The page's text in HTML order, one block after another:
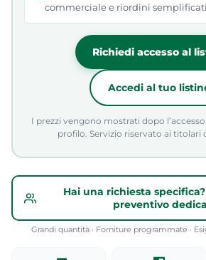
commerciale e riordini
Richiedi accesso al
Accedi al tuo
I prezzi vengono mostrati dopo
profilo. Servizio riservato ai titolari
Hai una richiesta
preventivo
Grandi quantità · Forniture programmate ·